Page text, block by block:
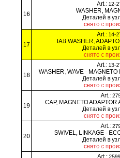
16
Art.: 12-
WASHER,
Деталей в
снято с
17
Art.: 14-
TAB WASHER,
Деталей в
снято с
18
Art.: 13-
WASHER, WAVE -
Деталей в
снято с
19
Art.:
CAP, MAGNETO ADAPTOR
Деталей в
снято с
20
Art.:
SWIVEL, LINKAGE -
Деталей в
снято с